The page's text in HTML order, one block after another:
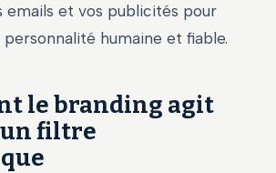
emails et vos publicités pour
humaine et fiable.
le branding agit
filtre